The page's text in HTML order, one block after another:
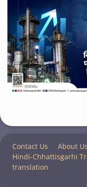
Contact Us About Us
Hindi-Chhattisgarhi
translation